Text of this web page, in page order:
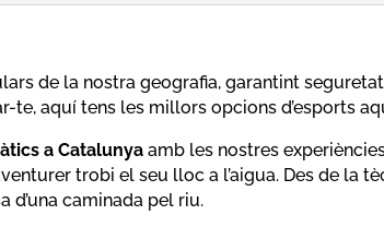
de la nostra geografia, garantint
aquí tens les millors opcions d’esports
a Catalunya amb les nostres
trobi el seu lloc a l’aigua. Des de la
d’una caminada pel riu.